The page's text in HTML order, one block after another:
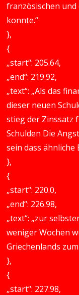
französischen
konnte.“
},
{
„start“: 205.64,
„end“: 219.92,
„text“: „Als das
dieser neuen
stieg der Zinssatz
Schulden Die
sein dass
},
{
„start“: 220.0,
„end“: 226.98,
„text“: „zur
weniger Wochen
Griechenlands
},
{
„start“: 227.98,